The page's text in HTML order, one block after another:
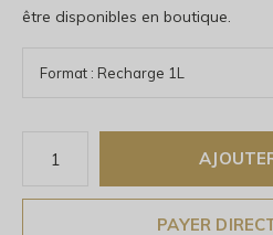
être disponibles en boutique.
PAYER